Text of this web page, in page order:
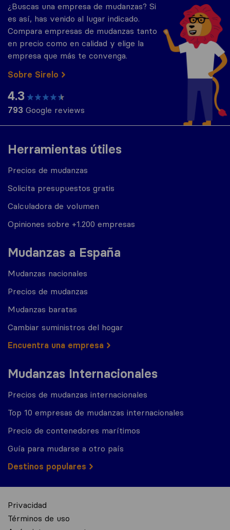
Herramientas útiles
Precios de mudanzas
Solicita presupuestos gratis
Calculadora de volumen
Opiniones sobre +1.200 empresas
Mudanzas a España
Mudanzas nacionales
Precios de mudanzas
Mudanzas baratas
Cambiar suministros del hogar
Encuentra una empresa
Mudanzas Internacionales
Precios de mudanzas internacionales
Top 10 empresas de mudanzas internacionales
Precio de contenedores marítimos
Guía para mudarse a otro país
Destinos populares
¿Buscas una empresa de mudanzas? Si
es así, has venido al lugar indicado.
Compara empresas de mudanzas tanto
en precio como en calidad y elige la
empresa que más te convenga.
Sobre Sirelo
4.3
793 Google reviews
Privacidad
Términos de uso